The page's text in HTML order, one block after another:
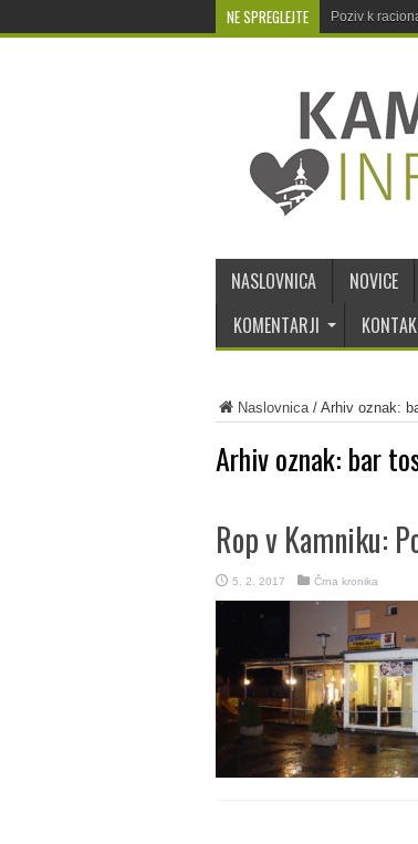
NE SPREGLEJTE Poziv k
NASLOVNICA NOVICE
KOMENTARJI
Naslovnica/ Arhiv oznak:
Arhiv oznak: bar
Rop v Kamniku:
5. 2. 2017 Črna kronika